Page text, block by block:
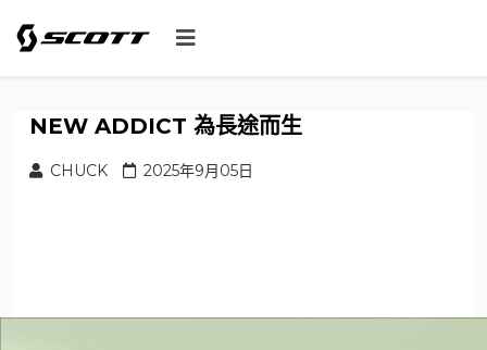
NEW ADDICT 為長途而生
CHUCK 2025年9月05日